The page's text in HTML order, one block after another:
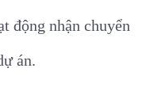
động nhận chuyển
án.